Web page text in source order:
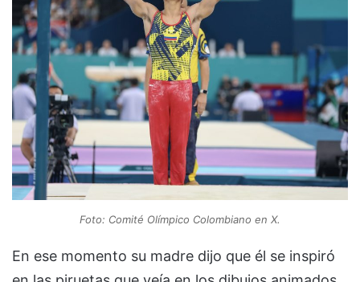
Foto: Comité Olímpico Colombiano en X.
En ese momento su madre dijo que él se inspiró